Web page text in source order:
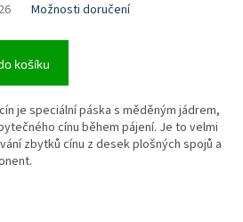
Možnosti doručení
košíku
je speciální páska s měděným jádrem,
cínu během pájení. Je to velmi
zbytků cínu z desek plošných spojů a